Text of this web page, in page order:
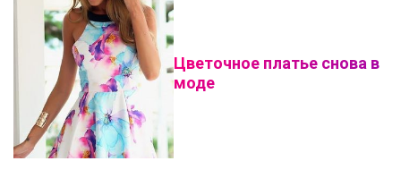
Цветочное платье снова в
моде